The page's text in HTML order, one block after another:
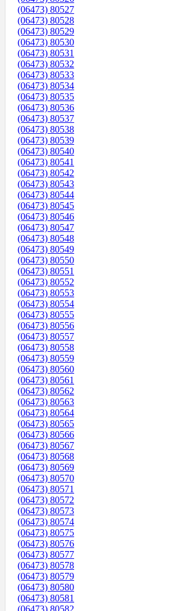
(06473) 80527
(06473) 80528
(06473) 80529
(06473) 80530
(06473) 80531
(06473) 80532
(06473) 80533
(06473) 80534
(06473) 80535
(06473) 80536
(06473) 80537
(06473) 80538
(06473) 80539
(06473) 80540
(06473) 80541
(06473) 80542
(06473) 80543
(06473) 80544
(06473) 80545
(06473) 80546
(06473) 80547
(06473) 80548
(06473) 80549
(06473) 80550
(06473) 80551
(06473) 80552
(06473) 80553
(06473) 80554
(06473) 80555
(06473) 80556
(06473) 80557
(06473) 80558
(06473) 80559
(06473) 80560
(06473) 80561
(06473) 80562
(06473) 80563
(06473) 80564
(06473) 80565
(06473) 80566
(06473) 80567
(06473) 80568
(06473) 80569
(06473) 80570
(06473) 80571
(06473) 80572
(06473) 80573
(06473) 80574
(06473) 80575
(06473) 80576
(06473) 80577
(06473) 80578
(06473) 80579
(06473) 80580
(06473) 80581
(06473) 80582